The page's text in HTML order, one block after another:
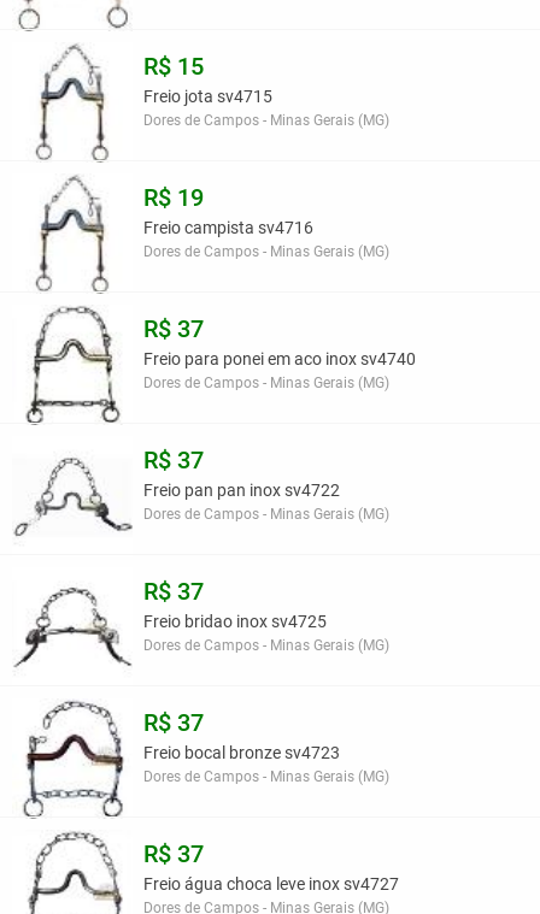
R$ 15
Freio jota sv4715
Dores de Campos - Minas Gerais (MG)
R$ 19
Freio campista sv4716
Dores de Campos - Minas Gerais (MG)
R$ 37
Freio para ponei em aco inox sv4740
Dores de Campos - Minas Gerais (MG)
R$ 37
Freio pan pan inox sv4722
Dores de Campos - Minas Gerais (MG)
R$ 37
Freio bridao inox sv4725
Dores de Campos - Minas Gerais (MG)
R$ 37
Freio bocal bronze sv4723
Dores de Campos - Minas Gerais (MG)
R$ 37
Freio água choca leve inox sv4727
Dores de Campos - Minas Gerais (MG)